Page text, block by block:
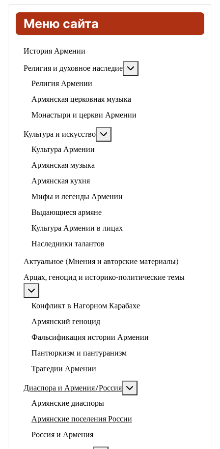
Меню сайта
История Армении
Религия и духовное наследие
Религия Армении
Армянская церковная музыка
Монастыри и церкви Армении
Культура и искусство
Культура Армении
Армянская музыка
Армянская кухня
Мифы и легенды Армении
Выдающиеся армяне
Культура Армении в лицах
Наследники талантов
Актуальное (Мнения и авторские материалы)
Арцах, геноцид и историко-политические темы
Конфликт в Нагорном Карабахе
Армянский геноцид
Фальсификация истории Армении
Пантюркизм и пантуранизм
Трагедии Армении
Диаспора и Армения/Россия
Армянские диаспоры
Армянские поселения России
Россия и Армения